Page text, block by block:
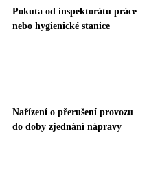
Pokuta od inspektorátu práce
nebo hygienické stanice
Nařízení o přerušení provozu
do doby zjednání nápravy